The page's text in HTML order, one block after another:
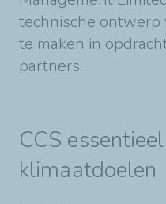
technische
te maken in
partners.
CCS
klimaatdoelen